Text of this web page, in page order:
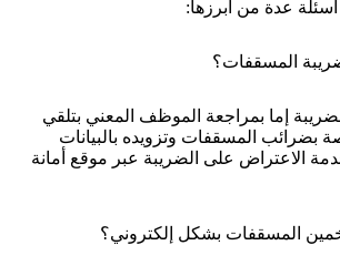
أسئلة عدة من أبرزها:
المسقفات؟
إما بمراجعة الموظف المعني بتلقي
بضرائب المسقفات وتزويده بالبيانات
الاعتراض على الضريبة عبر موقع أمانة
المسقفات بشكل إلكتروني؟